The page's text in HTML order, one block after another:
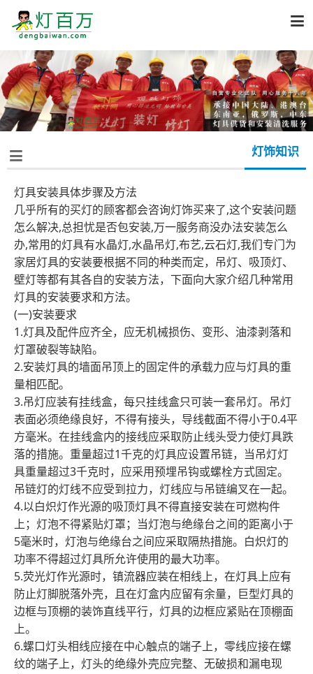

 灯饰知识
灯具安装具体步骤及方法
几乎所有的买灯的顾客都会咨询灯饰买来了,这个安装问题
怎么解决,总担忧是否包安装,万一服务商没办法安装怎么
办,常用的灯具有水晶灯,水晶吊灯,布艺,云石灯,我们专门为
家居灯具的安装要根据不同的种类而定，吊灯、吸顶灯、
壁灯等都有其各自的安装方法，下面向大家介绍几种常用
灯具的安装要求和方法。
(一)安装要求
1.灯具及配件应齐全，应无机械损伤、变形、油漆剥落和
灯罩破裂等缺陷。
2.安装灯具的墙面吊顶上的固定件的承载力应与灯具的重
量相匹配。
3.吊灯应装有挂线盒，每只挂线盒只可装一套吊灯。吊灯
表面必须绝缘良好，不得有接头，导线截面不得小于0.4平
方毫米。在挂线盒内的接线应采取防止线头受力使灯具跌
落的措施。重量超过1千克的灯具应设置吊链，当吊灯灯
具重量超过3千克时，应采用预埋吊钩或螺栓方式固定。
吊链灯的灯线不应受到拉力，灯线应与吊链编叉在一起。
4.以白炽灯作光源的吸顶灯具不得直接安装在可燃构件
上；灯泡不得紧贴灯罩；当灯泡与绝缘台之间的距离小于
5毫米时，灯泡与绝缘台之间应采取隔热措施。白炽灯的
功率不得超过灯具所允许使用的最大功率。
5.荧光灯作光源时，镇流器应装在相线上，在灯具上应有
防止灯脚脱落外壳，且在灯盒内应留有余量，巨型灯具的
边框与顶棚的装饰直线平行，灯具的边框应紧贴在顶棚面
上。
6.螺口灯头相线应接在中心触点的端子上，零线应接在螺
纹的端子上，灯头的绝缘外壳应完整、无破损和漏电现